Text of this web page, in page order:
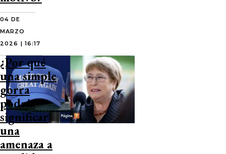
04 DE
MARZO
2026 | 16:17
¿Por qué
una simple
gorra
podría
significar
una
amenaza a